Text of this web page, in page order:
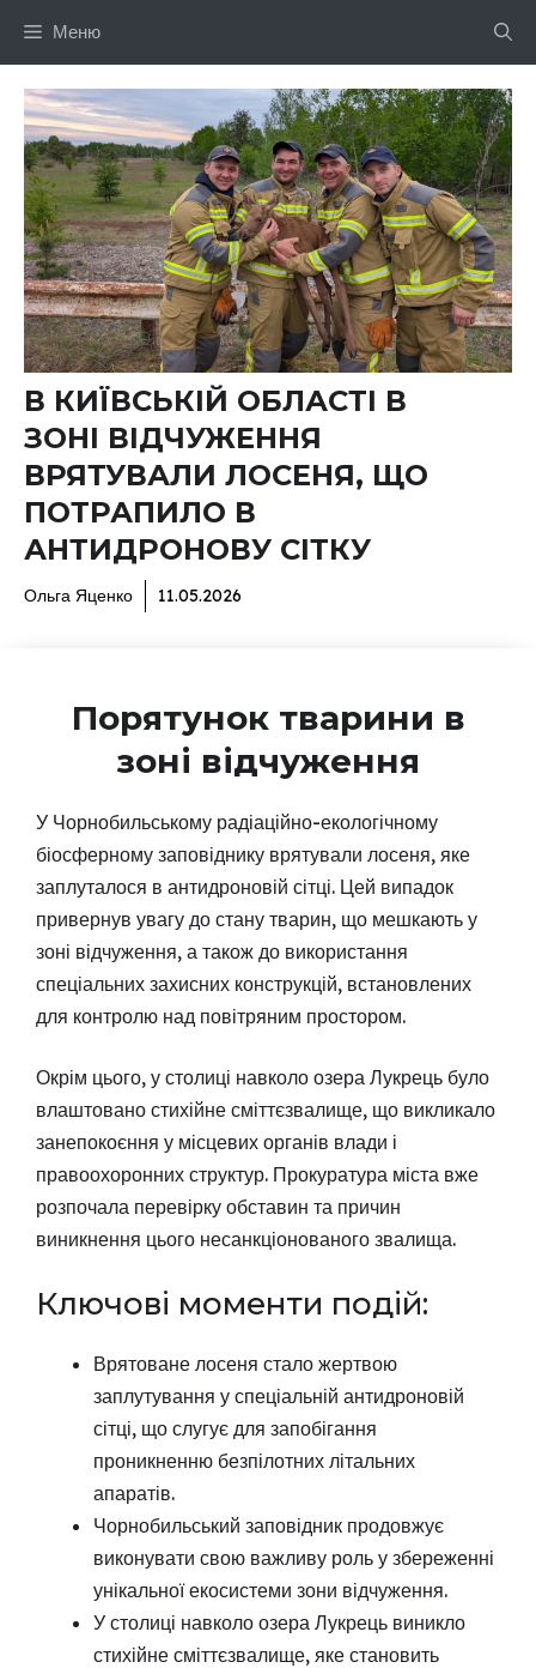
Меню
В КИЇВСЬКІЙ ОБЛАСТІ В
ЗОНІ ВІДЧУЖЕННЯ
ВРЯТУВАЛИ ЛОСЕНЯ, ЩО
ПОТРАПИЛО В
АНТИДРОНОВУ СІТКУ
Ольга Яценко 11.05.2026
Порятунок тварини в
зоні відчуження
У Чорнобильському радіаційно-екологічному
біосферному заповіднику врятували лосеня, яке
заплуталося в антидроновій сітці. Цей випадок
привернув увагу до стану тварин, що мешкають у
зоні відчуження, а також до використання
спеціальних захисних конструкцій, встановлених
для контролю над повітряним простором.
Окрім цього, у столиці навколо озера Лукрець було
влаштовано стихійне сміттєзвалище, що викликало
занепокоєння у місцевих органів влади і
правоохоронних структур. Прокуратура міста вже
розпочала перевірку обставин та причин
виникнення цього несанкціонованого звалища.
Ключові моменти подій:
Врятоване лосеня стало жертвою
заплутування у спеціальній антидроновій
сітці, що слугує для запобігання
проникненню безпілотних літальних
апаратів.
Чорнобильський заповідник продовжує
виконувати свою важливу роль у збереженні
унікальної екосистеми зони відчуження.
У столиці навколо озера Лукрець виникло
стихійне сміттєзвалище, яке становить